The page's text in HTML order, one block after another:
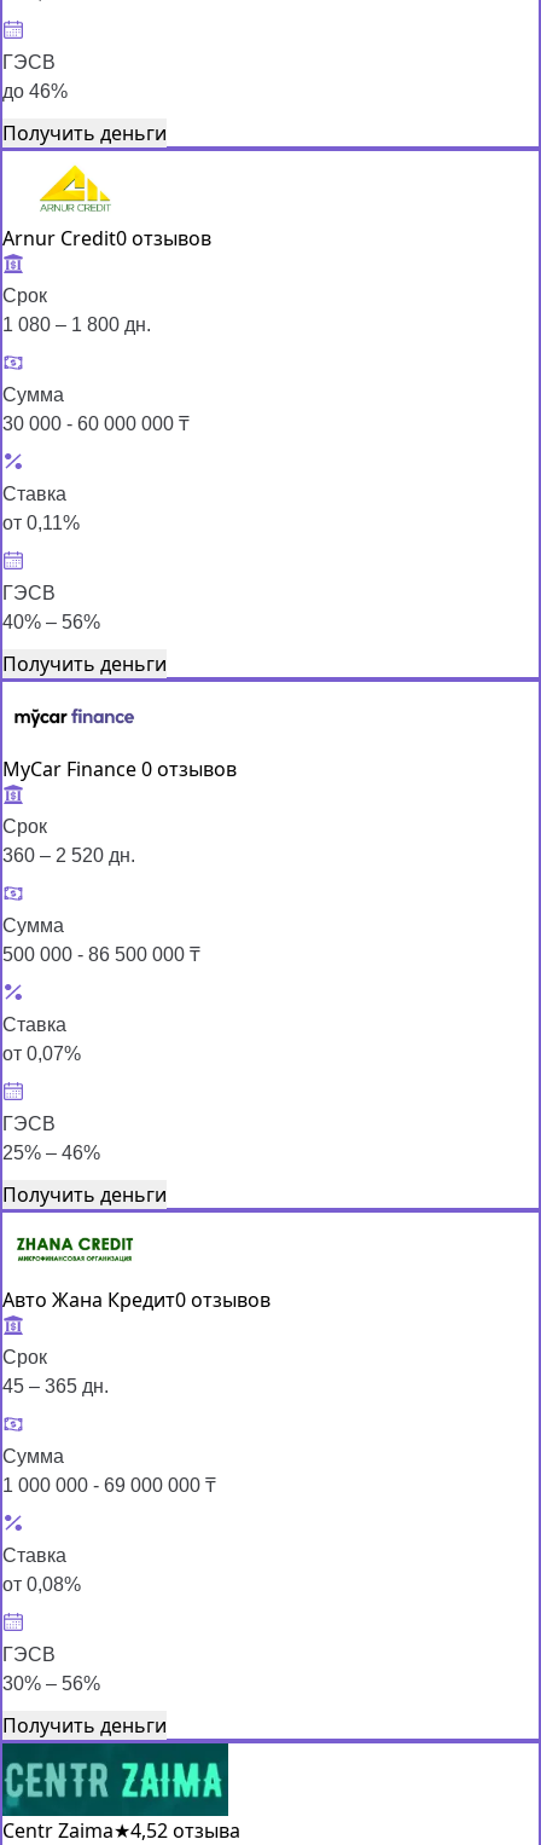
ГЭСВ
до 46%
Получить деньги
Arnur Credit0 отзывов
Срок
1 080 – 1 800 дн.
Сумма
30 000 - 60 000 000 ₸
Ставка
от 0,11%
ГЭСВ
40% – 56%
Получить деньги
MyCar Finance0 отзывов
Срок
360 – 2 520 дн.
Сумма
500 000 - 86 500 000 ₸
Ставка
от 0,07%
ГЭСВ
25% – 46%
Получить деньги
Авто Жана Кредит0 отзывов
Срок
45 – 365 дн.
Сумма
1 000 000 - 69 000 000 ₸
Ставка
от 0,08%
ГЭСВ
30% – 56%
Получить деньги
Centr Zaima★4,52 отзыва